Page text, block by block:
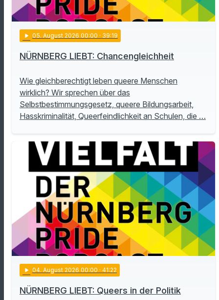
play_arrow 05. August 2026 00:00 · 39:19
NÜRNBERG LIEBT: Chancengleichheit
Wie gleichberechtigt leben queere Menschen
wirklich? Wir sprechen über das
Selbstbestimmungsgesetz, queere Bildungsarbeit,
Hasskriminalität, Queerfeindlichkeit an Schulen, die …
play_arrow 04. August 2026 00:00 · 41:22
NÜRNBERG LIEBT: Queers in der Politik